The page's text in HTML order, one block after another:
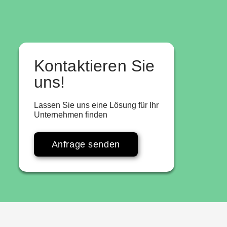
Kontaktieren Sie
uns!
Lassen Sie uns eine Lösung für Ihr
Unternehmen finden
Anfrage senden